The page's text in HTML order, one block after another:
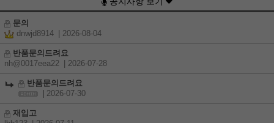
문의
dnwjd8914
| 2026-08-04
반품문의드려요
nh@0017eea22
| 2026-07-28
반품문의드려요
2026-07-30
재입고